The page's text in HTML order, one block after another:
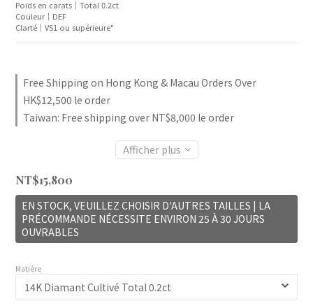
Poids en carats｜Total 0.2ct
Couleur｜DEF
Clarté｜VS1 ou supérieure"
Free Shipping on Hong Kong & Macau Orders Over
HK$12,500 le order
Taiwan: Free shipping over NT$8,000 le order
Afficher plus
NT$15,800
EN STOCK, VEUILLEZ CHOISIR D'AUTRES TAILLES | LA
PRÉCOMMANDE NÉCESSITE ENVIRON 25 À 30 JOURS
OUVRABLES
Matière